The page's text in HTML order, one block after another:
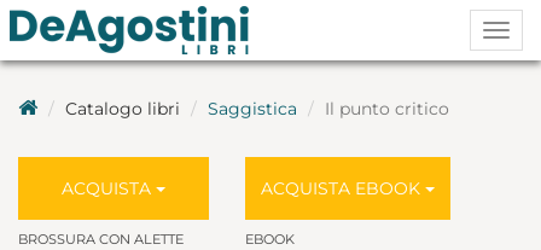
Catalogo libri Saggistica Il punto critico
ACQUISTA
BROSSURA CON ALETTE
ACQUISTA EBOOK
EBOOK